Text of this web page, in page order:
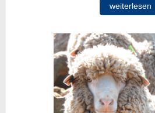
weiterlesen